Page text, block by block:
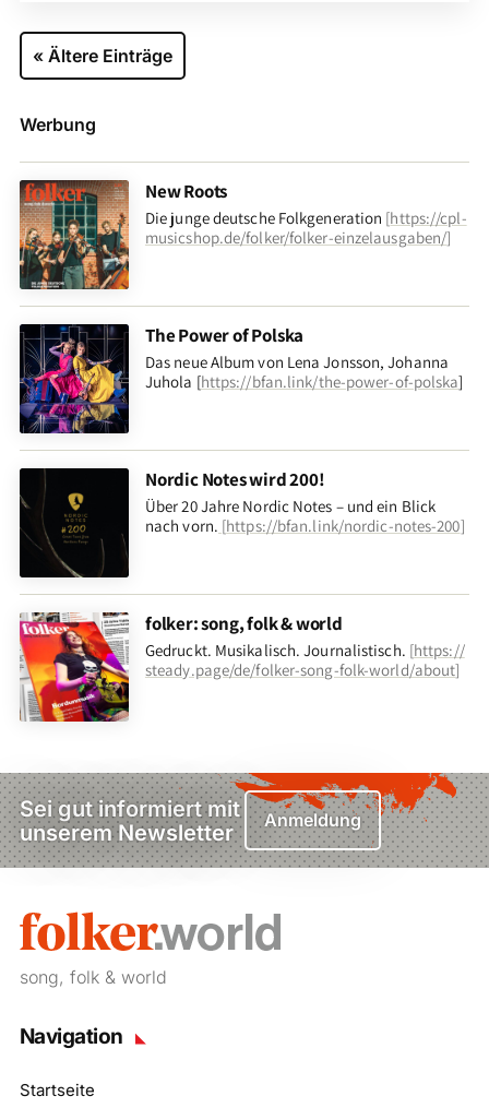
« Ältere Einträge
Werbung
New Roots
Die junge deutsche Folkgeneration [https://cpl-
musicshop.de/folker/folker-einzelausgaben/]
The Power of Polska
Das neue Album von Lena Jonsson, Johanna
Juhola [https://bfan.link/the-power-of-polska]
Nordic Notes wird 200!
Über 20 Jahre Nordic Notes – und ein Blick
nach vorn. [https://bfan.link/nordic-notes-200]
folker: song, folk & world
Gedruckt. Musikalisch. Journalistisch. [https://
steady.page/de/folker-song-folk-world/about]
Sei gut informiert mit
unserem Newsletter
Anmeldung
song, folk & world
Navigation
Startseite